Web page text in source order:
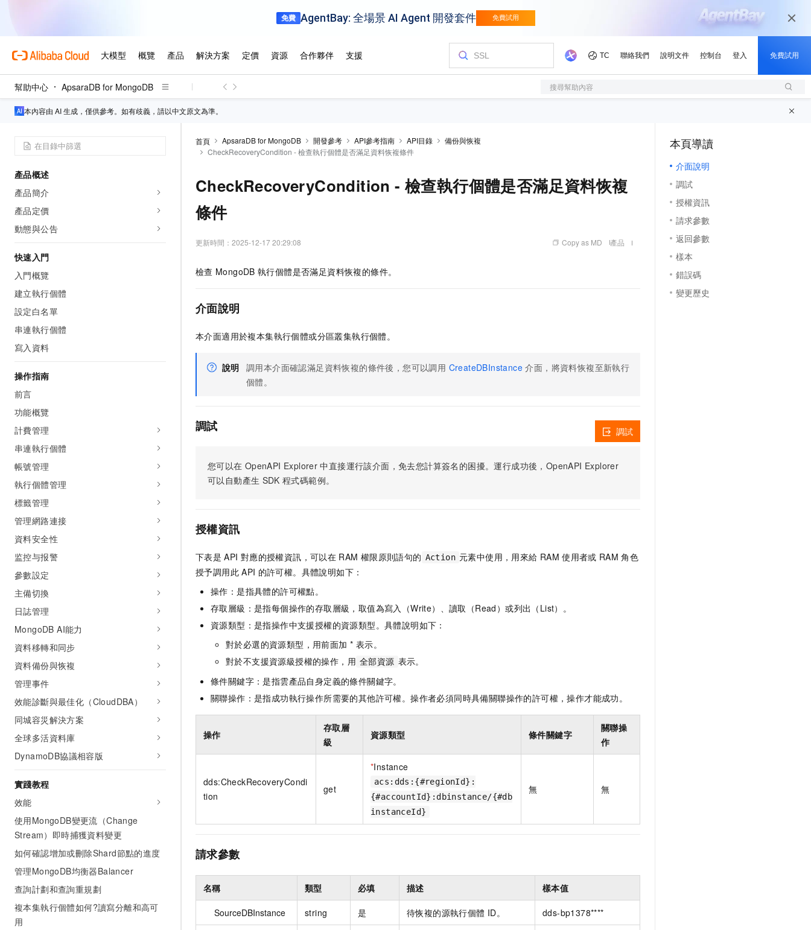
幫助中心 ApsaraDB for MongoDB 搜尋幫助內容
本內容由 AI 生成，僅供參考。如有歧義，請以中文原文為準。
產品概述
產品簡介
產品定價
動態與公告
快速入門
入門概覽
建立執行個體
設定白名單
串連執行個體
寫入資料
操作指南
前言
功能概覽
計費管理
串連執行個體
帳號管理
執行個體管理
標籤管理
管理網路連接
資料安全性
监控与报警
參數設定
主備切換
日誌管理
MongoDB AI能力
資料移轉和同步
資料備份與恢複
管理事件
效能診斷與最佳化（CloudDBA）
同城容災解決方案
全球多活資料庫
DynamoDB協議相容版
實踐教程
效能
使用MongoDB變更流（Change
Stream）即時捕獲資料變更
如何確認增加或刪除Shard節點的進度
管理MongoDB均衡器Balancer
查詢計劃和查詢重規劃
複本集執行個體如何?讀寫分離和高可
用
首頁 ApsaraDB for MongoDB 開發參考 API參考指南 API目錄
備份與恢複
CheckRecoveryCondition - 檢查執行個體是否滿足資料恢複條件
CheckRecoveryCondition - 檢查執行個體是否滿足資料恢複
條件
更新時間： 2025-12-17 20:29:08 Copy as MD 產品
檢查 MongoDB 執行個體是否滿足資料恢複的條件。
介面說明
本介面適用於複本集執行個體或分區叢集執行個體。
說明 調用本介面確認滿足資料恢複的條件後，您可以調用 CreateDBInstance 介面，將資料恢複至新執行
個體。
調試
您可以在 OpenAPI Explorer 中直接運行該介面，免去您計算簽名的困擾。運行成功後，OpenAPI Explorer
可以自動產生 SDK 程式碼範例。
調試
授權資訊
下表是 API 對應的授權資訊，可以在 RAM 權限原則語句的 Action 元素中使用，用來給 RAM 使用者或 RAM 角色
授予調用此 API 的許可權。具體說明如下：
操作：是指具體的許可權點。
存取層級：是指每個操作的存取層級，取值為寫入（Write）、讀取（Read）或列出（List）。
資源類型：是指操作中支援授權的資源類型。具體說明如下：
對於必選的資源類型，用前面加 * 表示。
對於不支援資源級授權的操作，用 全部資源 表示。
條件關鍵字：是指雲產品自身定義的條件關鍵字。
關聯操作：是指成功執行操作所需要的其他許可權。操作者必須同時具備關聯操作的許可權，操作才能成功。
操作
存取層
級
資源類型 條件關鍵字
關聯操
作
dds:CheckRecoveryCondi
tion
get
*Instance
acs:dds:{#regionId}:
{#accountId}:dbinstance/{#db
instanceId}
無 無
請求參數
名稱 類型 必填 描述 樣本值
SourceDBInstance string 是 待恢複的源執行個體 ID。 dds-bp1378****
本頁導讀
介面說明
調試
授權資訊
請求參數
返回參數
樣本
錯誤碼
變更歷史